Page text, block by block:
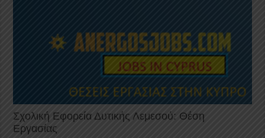
Σχολική Εφορεία Δυτικής Λεμεσού: Θέση
Εργασίας